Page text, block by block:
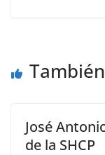
José
de la SHCP